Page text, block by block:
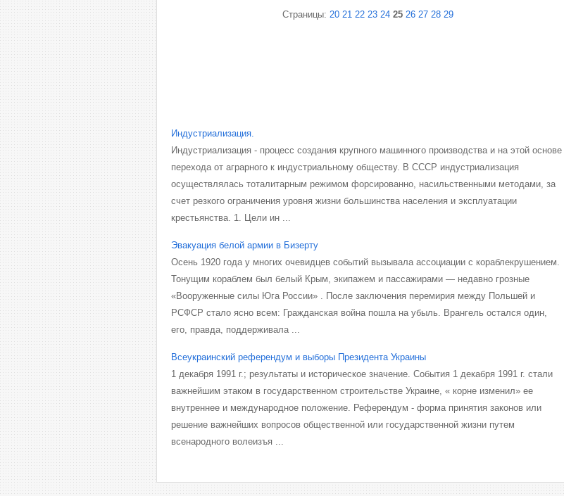
Страницы: 20 21 22 23 24 25 26 27 28 29
Индустриализация.
Индустриализация - процесс создания крупного машинного производства и на этой основе
перехода от аграрного к индустриальному обществу. В СССР индустриализация
осуществлялась тоталитарным режимом форсированно, насильственными методами, за
счет резкого ограничения уровня жизни большинства населения и эксплуатации
крестьянства. 1. Цели ин ...
Эвакуация белой армии в Бизерту
Осень 1920 года у многих очевидцев событий вызывала ассоциации с кораблекрушением.
Тонущим кораблем был белый Крым, экипажем и пассажирами — недавно грозные
«Вооруженные силы Юга России» . После заключения перемирия между Польшей и
РСФСР стало ясно всем: Гражданская война пошла на убыль. Врангель остался один,
его, правда, поддерживала ...
Всеукраинский референдум и выборы Президента Украины
1 декабря 1991 г.; результаты и историческое значение. События 1 декабря 1991 г. стали
важнейшим этаком в государственном строительстве Украине, « корне изменил» ее
внутреннее и международное положение. Референдум - форма принятия законов или
решение важнейших вопросов общественной или государственной жизни путем
всенародного волеизъя ...